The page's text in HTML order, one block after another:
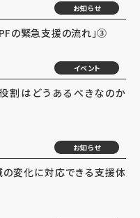
お知らせ
の緊急支援の流れ」③
イベント
割はどうあるべきなのか
お知らせ
の変化に対応できる支援体